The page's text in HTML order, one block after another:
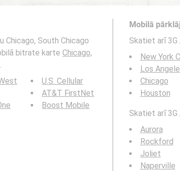
Chicago, South Chicago
bitrate karte Chicago,
.
U.S. Cellular
AT&T FirstNet
Boost Mobile
Mobilā
Skatiet arī 3G
New York
Los
Chicago
Houston
Skatiet arī 3G
Aurora
Rockford
Joliet
Naperville